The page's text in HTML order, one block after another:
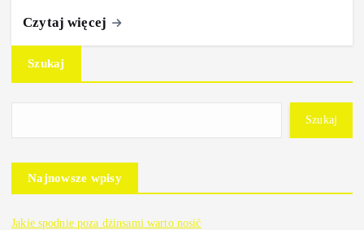
Czytaj więcej
Szukaj
Szukaj
Najnowsze wpisy
Jakie spodnie poza dżinsami warto nosić